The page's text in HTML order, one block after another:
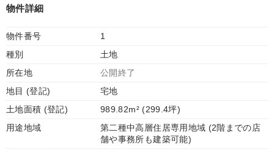
物件詳細
物件番号
1
種別
土地
所在地
公開終了
地目 (登記)
宅地
土地面積 (登記)
989.82m² (299.4坪)
用途地域
第二種中高層住居専用地域 (2階までの店
舗や事務所も建築可能)